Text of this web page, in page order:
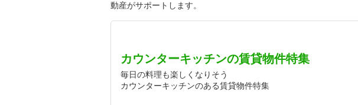
動産がサポートします。
カウンターキッチンの賃貸物件特集
毎日の料理も楽しくなりそう
カウンターキッチンのある賃貸物件特集